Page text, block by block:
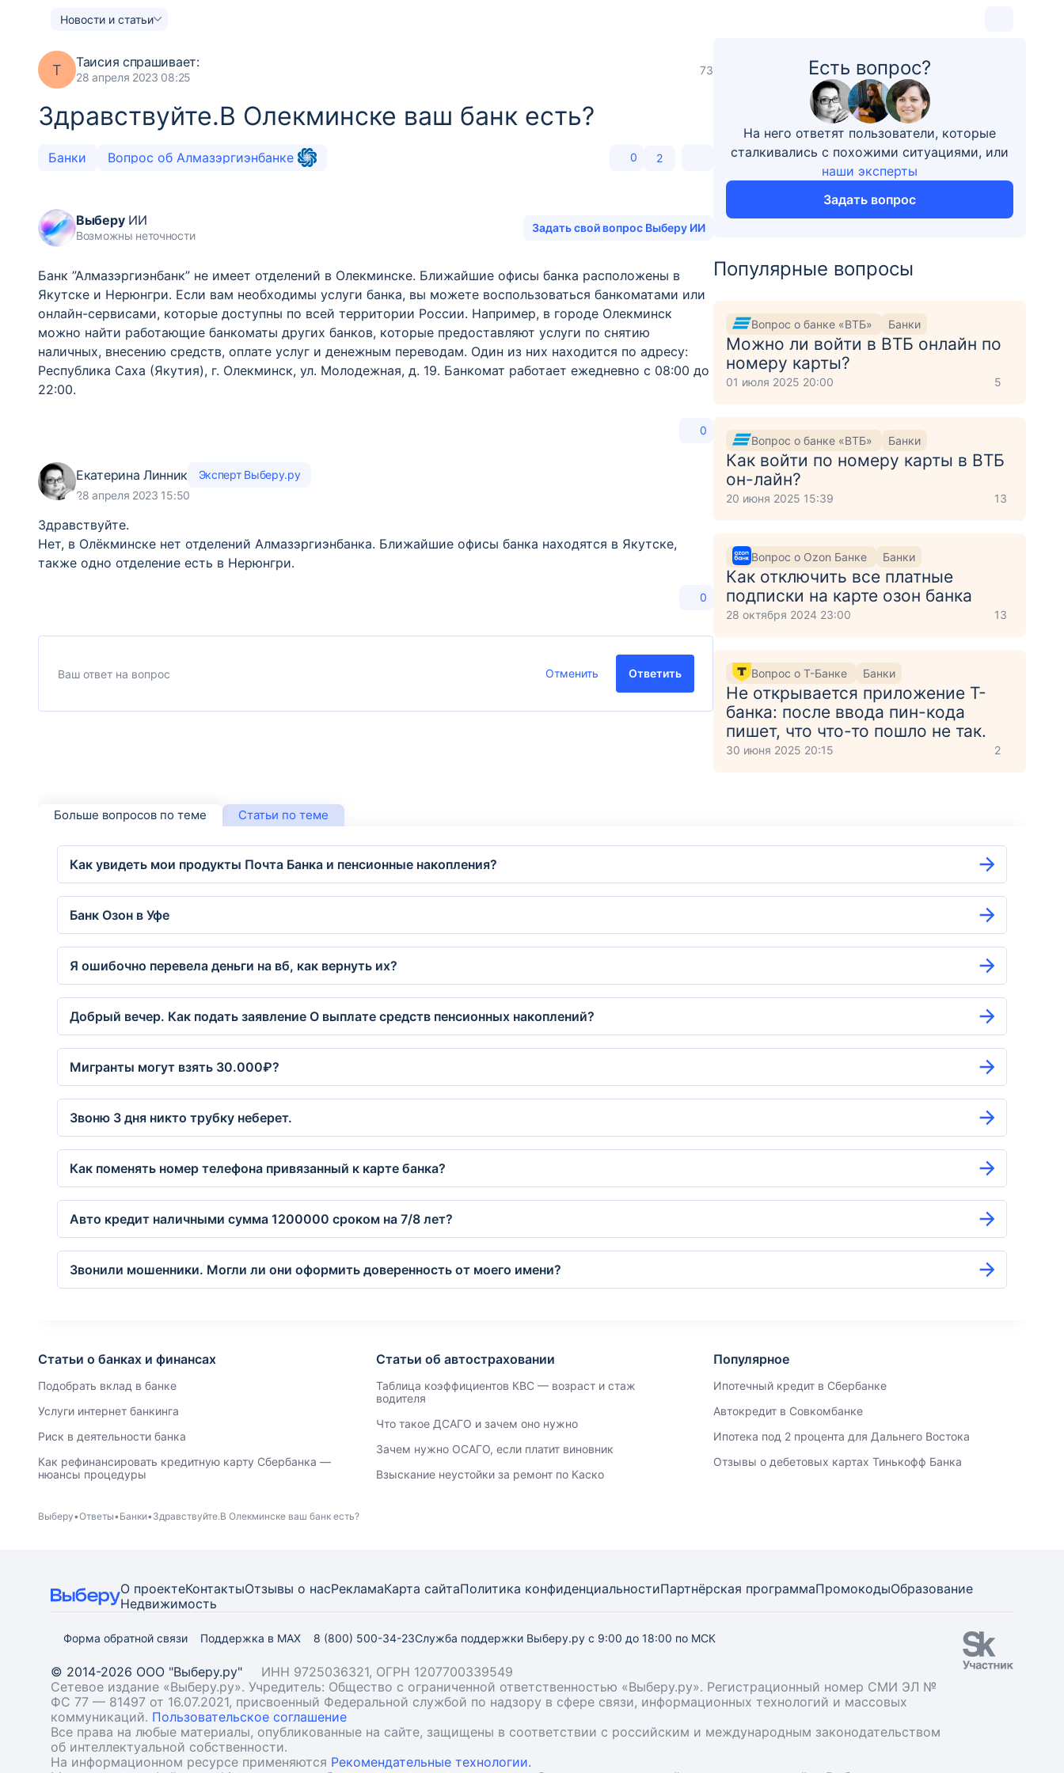
Новости и статьи
Т Таисия спрашивает:
28 апреля 2023 08:25
73
Здравствуйте.В Олекминске ваш банк есть?
Банки Вопрос об Алмазэргиэнбанке 0 2
ВыберуИИ
Возможны неточности
Задать свой вопрос Выберу ИИ
Банк ”Алмазэргиэнбанк” не имеет отделений в Олекминске. Ближайшие офисы банка расположены в
Якутске и Нерюнгри. Если вам необходимы услуги банка, вы можете воспользоваться банкоматами или
онлайн-сервисами, которые доступны по всей территории России. Например, в городе Олекминск
можно найти работающие банкоматы других банков, которые предоставляют услуги по снятию
наличных, внесению средств, оплате услуг и денежным переводам. Один из них находится по адресу:
Республика Саха (Якутия), г. Олекминск, ул. Молодежная, д. 19. Банкомат работает ежедневно с 08:00 до
22:00.
0
Екатерина Линник
Эксперт Выберу.ру
28 апреля 2023 15:50
Здравствуйте.
Нет, в Олёкминске нет отделений Алмазэргиэнбанка. Ближайшие офисы банка находятся в Якутске,
также одно отделение есть в Нерюнгри.
0
Отменить Ответить
Есть вопрос?
На него ответят пользователи, которые
сталкивались с похожими ситуациями, или
наши эксперты
Задать вопрос
Популярные вопросы
Вопрос о банке «ВТБ» Банки
Можно ли войти в ВТБ онлайн по
номеру карты?
01 июля 2025 20:00 5
Вопрос о банке «ВТБ» Банки
Как войти по номеру карты в ВТБ
он-лайн?
20 июня 2025 15:39 13
Вопрос о Ozon Банке Банки
Как отключить все платные
подписки на карте озон банка
28 октября 2024 23:00 13
Вопрос о Т-Банке Банки
Не открывается приложение Т-
банка: после ввода пин-кода
пишет, что что-то пошло не так.
30 июня 2025 20:15 2
Больше вопросов по теме Статьи по теме
Как увидеть мои продукты Почта Банка и пенсионные накопления?
Банк Озон в Уфе
Я ошибочно перевела деньги на вб, как вернуть их?
Добрый вечер. Как подать заявление О выплате средств пенсионных накоплений?
Мигранты могут взять 30.000₽?
Звоню 3 дня никто трубку неберет.
Как поменять номер телефона привязанный к карте банка?
Авто кредит наличными сумма 1200000 сроком на 7/8 лет?
Звонили мошенники. Могли ли они оформить доверенность от моего имени?
Статьи о банках и финансах
Подобрать вклад в банке
Услуги интернет банкинга
Риск в деятельности банка
Как рефинансировать кредитную карту Сбербанка —
нюансы процедуры
Статьи об автостраховании
Таблица коэффициентов КВС — возраст и стаж
водителя
Что такое ДСАГО и зачем оно нужно
Зачем нужно ОСАГО, если платит виновник
Взыскание неустойки за ремонт по Каско
Популярное
Ипотечный кредит в Сбербанке
Автокредит в Совкомбанке
Ипотека под 2 процента для Дальнего Востока
Отзывы о дебетовых картах Тинькофф Банка
Выберу Ответы Банки Здравствуйте.В Олекминске ваш банк есть?
О проектеКонтактыОтзывы о насРекламаКарта сайтаПолитика конфиденциальностиПартнёрская программаПромокодыОбразование
Недвижимость
Форма обратной связи Поддержка в MAX 8 (800) 500-34-23Служба поддержки Выберу.ру с 9:00 до 18:00 по МСК
© 2014-2026 ООО "Выберу.ру"
ИНН 9725036321, ОГРН 1207700339549
Сетевое издание «Выберу.ру». Учредитель: Общество с ограниченной ответственностью «Выберу.ру». Регистрационный номер СМИ ЭЛ №
ФС 77 — 81497 от 16.07.2021, присвоенный Федеральной службой по надзору в сфере связи, информационных технологий и массовых
коммуникаций. Пользовательское соглашение
Все права на любые материалы, опубликованные на сайте, защищены в соответствии с российским и международным законодательством
об интеллектуальной собственности.
На информационном ресурсе применяются Рекомендательные технологии.